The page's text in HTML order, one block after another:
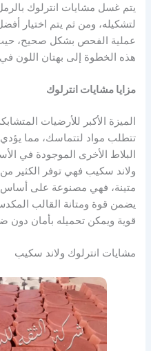
يتم غسل مشايات انترلوك
لتشكيله، ومن ثم يتم اختيار
عملية الفحص بشكل صحيح،
هذه الخطوة إلى بهتان اللون
مزايا مشايات انترلوك
الميزة الأكبر للأرضيات
تتطلب مواد لتتماسك، مما يؤدي
البلاط الأخرى الموجودة في
ولاند سكيب فهي توفر الكثير من
متينة، فهي مصنوعة على أساس
يضمن قوة ومتانة القالب
قوية ويمكن تحميله بأمان دون
مشايات انترلوك ولاند سكيب